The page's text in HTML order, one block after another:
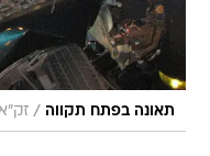
תאונה בפתח תקווה /